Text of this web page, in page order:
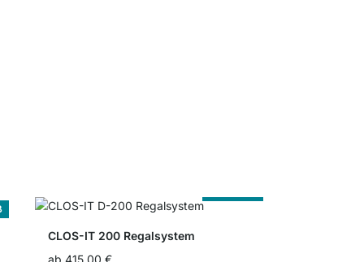
CLOS-IT 200 Regalsystem
ab 415,00 €